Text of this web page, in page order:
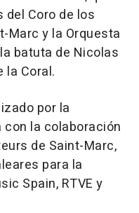
Coro de los
Marc y la Orquesta
batuta de Nicolas
la Coral.
por la
la colaboración
de Saint-Marc,
para la
Spain, RTVE y